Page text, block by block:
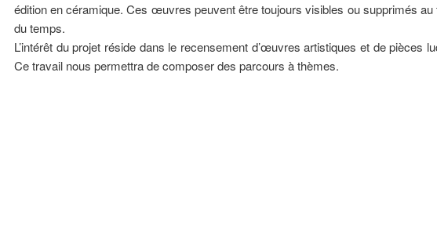
édition en céramique. Ces œuvres peuvent être toujours visibles ou supprimés au
du temps.
L’intérêt du projet réside dans le recensement d’œuvres artistiques et de pièces
Ce travail nous permettra de composer des parcours à thèmes.